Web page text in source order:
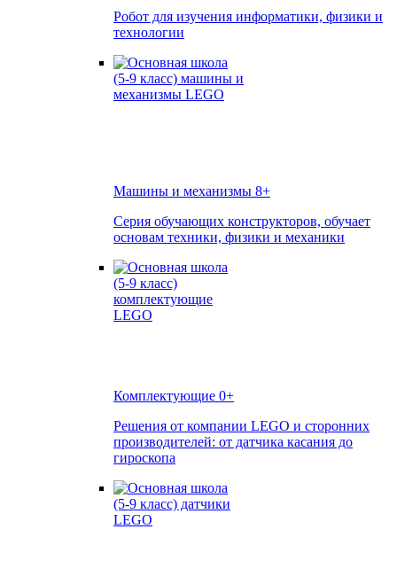
Робот для изучения информатики, физики и
технологии
Машины и механизмы 8+
Серия обучающих конструкторов, обучает
основам техники, физики и механики
Комплектующие 0+
Решения от компании LEGO и сторонних
производителей: от датчика касания до
гироскопа